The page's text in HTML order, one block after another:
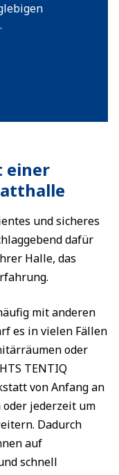
einer
und sicheres
dafür
Halle, das
mit anderen
es in vielen Fällen
oder
TENTIQ
von Anfang an
jederzeit um
Dadurch
auf
schnell